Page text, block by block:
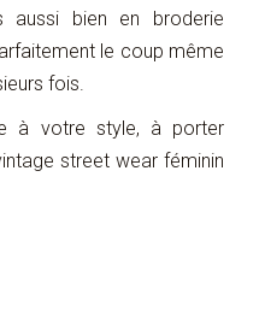
aussi bien en broderie
le coup même
fois.
à votre style, à porter
street wear féminin